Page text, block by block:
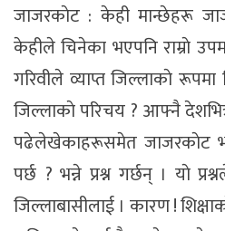
जाजरकाेट : केही मान्छेहरू
केहीले चिनेका भएपनि राम्राे
गरिवीले व्याप्त जिल्लाकाे
जिल्लाकाे परिचय ? आफ्नै
पढेलेखेकाहरूसमेत जाजरकाेट
पर्छ ? भन्ने प्रश्न गर्छन् । याे
जिल्लाबासीलाई । कारण !